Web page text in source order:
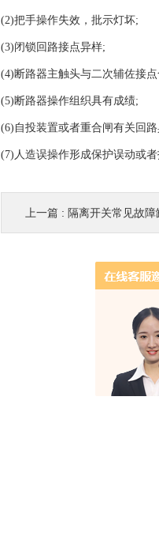
(2)把手操作失效，批示灯坏;
(3)闭锁回路接点异样;
(4)断路器主触头与二次辅佐接
(5)断路器操作组织具有成绩;
(6)自投装置或者重合闸有关回
(7)人造误操作形成保护误动或者
上一篇 : 隔离开关常见故